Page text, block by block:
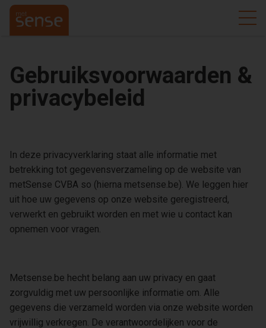
Gebruiksvoorwaarden &
privacybeleid
In deze privacyverklaring staat alle informatie met
betrekking tot gegevensverzameling op de website van
metSense CVBA so (hierna metsense.be). We leggen hier
uit hoe uw gegevens op onze website geregistreerd,
verwerkt en gebruikt worden en met wie u contact kan
opnemen voor vragen.
Metsense.be hecht belang aan uw privacy en gaat
zorgvuldig met uw persoonlijke informatie om. Alle
gegevens die verzameld worden via onze website worden
vrijwillig verkregen. De verantwoordelijken voor de